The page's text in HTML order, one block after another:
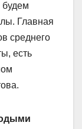
будем
Главная
среднего
есть